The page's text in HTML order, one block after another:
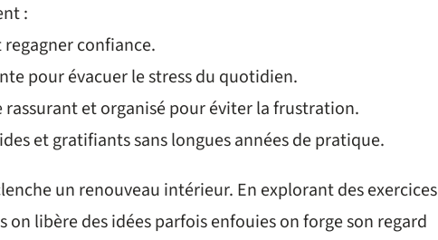
:
confiance.
pour évacuer le stress du quotidien.
rassurant et organisé pour éviter la frustration.
et gratifiants sans longues années de pratique.
un renouveau intérieur. En explorant des exercices
on libère des idées parfois enfouies on forge son regard